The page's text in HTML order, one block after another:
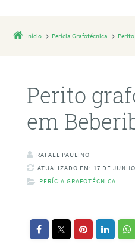
Início Perícia Grafotécnica
Perito
em
RAFAEL PAULINO
ATUALIZADO EM: 17 DE
PERÍCIA GRAFOTÉCNICA